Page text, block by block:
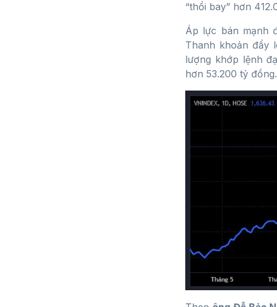
“thổi bay” hơn
Áp lực bán mạnh
Thanh khoản đẩy
lượng khớp lệnh
hơn 53.200 tỷ đồng.